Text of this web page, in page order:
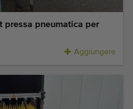
pressa pneumatica per
Aggiungere